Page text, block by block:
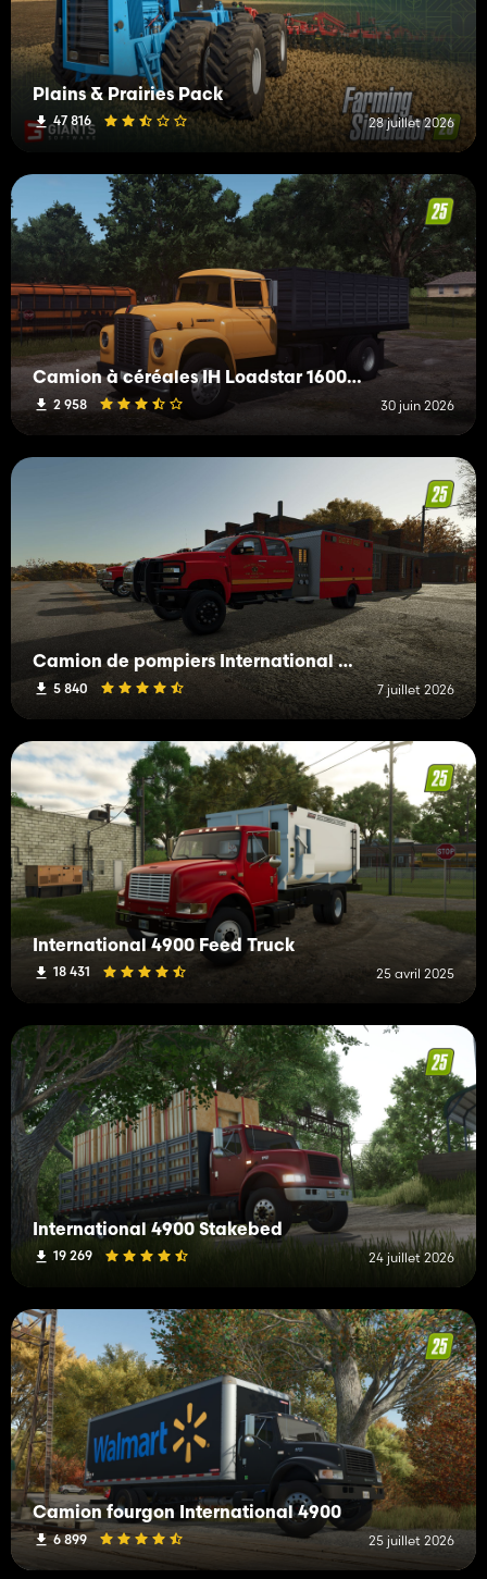
Plains & Prairies Pack
47 816 28 juillet 2026
Camion à céréales IH Loadstar 1600 de 1965
2 958 30 juin 2026
Camion de pompiers International Série CV
5 840 7 juillet 2026
International 4900 Feed Truck
18 431 25 avril 2025
International 4900 Stakebed
19 269 24 juillet 2026
Camion fourgon International 4900
6 899 25 juillet 2026